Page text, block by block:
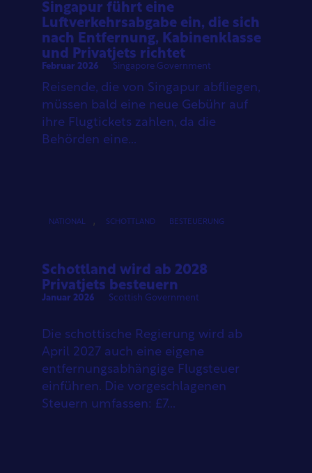
Singapur führt eine
Luftverkehrsabgabe ein, die sich
nach Entfernung, Kabinenklasse
und Privatjets richtet
Februar 2026 Singapore Government
Reisende, die von Singapur abfliegen,
müssen bald eine neue Gebühr auf
ihre Flugtickets zahlen, da die
Behörden eine...
NATIONAL , SCHOTTLAND BESTEUERUNG
Schottland wird ab 2028
Privatjets besteuern
Januar 2026 Scottish Government
Die schottische Regierung wird ab
April 2027 auch eine eigene
entfernungsabhängige Flugsteuer
einführen. Die vorgeschlagenen
Steuern umfassen: £7...